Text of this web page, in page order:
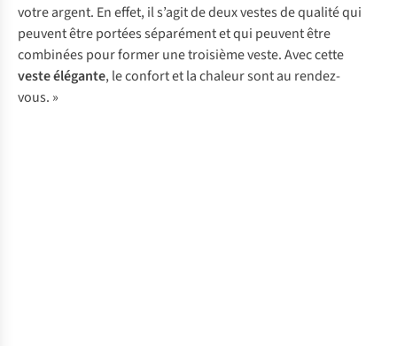
votre argent. En effet, il s’agit de deux vestes de qualité qui
peuvent être portées séparément et qui peuvent être
combinées pour former une troisième veste. Avec cette
veste élégante, le confort et la chaleur sont au rendez-
vous. »